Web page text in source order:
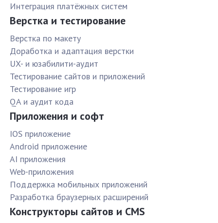
Интеграция платёжных систем
Верстка и тестирование
Верстка по макету
Доработка и адаптация верстки
UX- и юзабилити-аудит
Тестирование сайтов и приложений
Тестирование игр
QA и аудит кода
Приложения и софт
IOS приложение
Android приложение
AI приложения
Web-приложения
Поддержка мобильных приложений
Разработка браузерных расширений
Конструкторы сайтов и CMS